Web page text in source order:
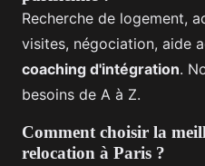
Recherche de logement,
visites, négociation, aide
coaching d'intégration.
besoins de A à Z.
Comment choisir la
relocation à Paris ?